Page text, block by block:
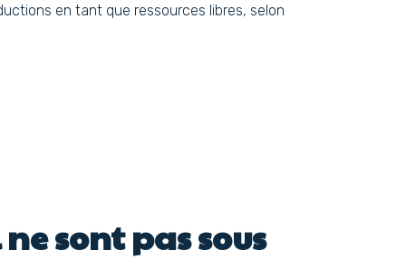
en tant que ressources libres, selon
sont pas sous